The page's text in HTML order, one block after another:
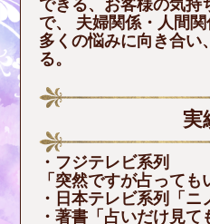
できる、お客様の気持
で、 夫婦関係・人間
多くの悩みに向き合い
る。
実
・フジテレビ系列
「突然ですが占って
・日本テレビ系列「ニ
・著書「占いだけ見て